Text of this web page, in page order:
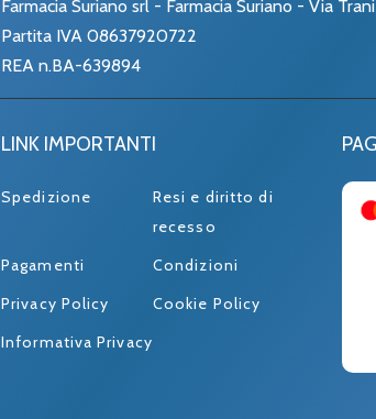
Farmacia Suriano srl - Farmacia Suriano - Via
Partita IVA 08637920722
REA n.BA-639894
LINK IMPORTANTI
Spedizione
Resi e diritto di
recesso
Pagamenti
Condizioni
Privacy Policy
Cookie Policy
Informativa Privacy